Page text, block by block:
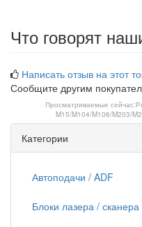
Что говорят
Написать отзыв на этот
Сообщите другим
Просматриваемые сейчас:
M15/M104/M106/M203/
Категории
Автоподачи / ADF
Блоки лазера / сканера